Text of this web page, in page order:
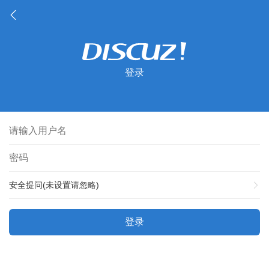
登录
安全提问(未设置请忽略)
登录